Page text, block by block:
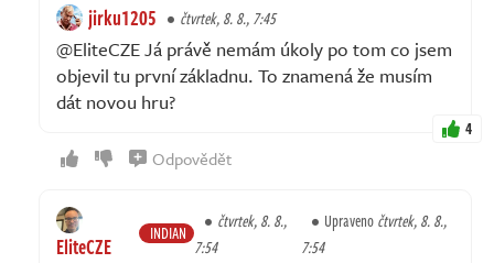
jirku1205 čtvrtek, 8. 8., 7:45
@EliteCZE Já právě nemám úkoly po tom co jsem
objevil tu první základnu. To znamená že musím
dát novou hru?
4
Odpovědět
EliteCZE INDIAN
čtvrtek, 8. 8.,
7:54
Upravenočtvrtek, 8. 8.,
7:54